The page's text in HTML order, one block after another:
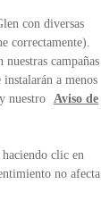
con diversas
correctamente).
campañas
a menos
y nuestro Aviso de
clic en
no afecta